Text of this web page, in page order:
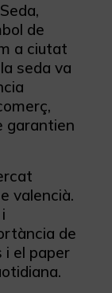
de
a ciutat
seda va
garantien
valencià.
de
i el paper